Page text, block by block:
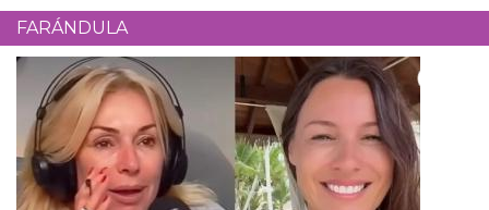
FARÁNDULA